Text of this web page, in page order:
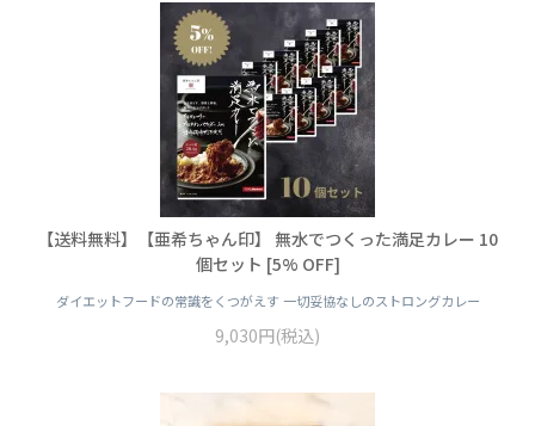
【送料無料】【亜希ちゃん印】 無水でつくった満足カレー 10
個セット [5% OFF]
ダイエットフードの常識をくつがえす 一切妥協なしのストロングカレー
9,030円(税込)